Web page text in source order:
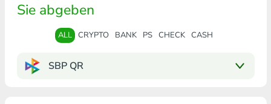
Sie abgeben
ALL CRYPTO BANK PS CHECK CASH
SBP QR